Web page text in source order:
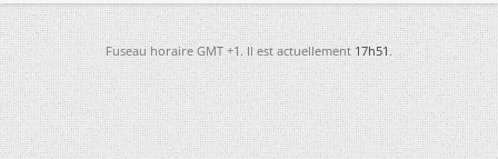
Fuseau horaire GMT +1. Il est actuellement17h51.